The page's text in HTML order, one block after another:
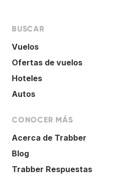
BUSCAR
Vuelos
Ofertas de vuelos
Hoteles
Autos
CONOCER MÁS
Acerca de Trabber
Blog
Trabber Respuestas